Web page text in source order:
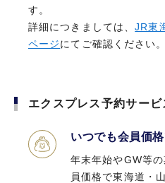
す。
詳細につきましては、JR東
ページにてご確認ください。
エクスプレス予約サービ
いつでも会員価
年末年始やGW等
員価格で東海道・